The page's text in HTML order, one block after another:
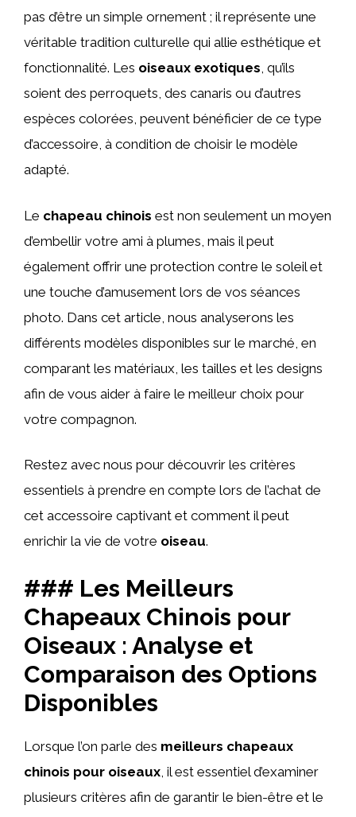
pas d’être un simple ornement ; il représente une
véritable tradition culturelle qui allie esthétique et
fonctionnalité. Les oiseaux exotiques, qu’ils
soient des perroquets, des canaris ou d’autres
espèces colorées, peuvent bénéficier de ce type
d’accessoire, à condition de choisir le modèle
adapté.
Le chapeau chinois est non seulement un moyen
d’embellir votre ami à plumes, mais il peut
également offrir une protection contre le soleil et
une touche d’amusement lors de vos séances
photo. Dans cet article, nous analyserons les
différents modèles disponibles sur le marché, en
comparant les matériaux, les tailles et les designs
afin de vous aider à faire le meilleur choix pour
votre compagnon.
Restez avec nous pour découvrir les critères
essentiels à prendre en compte lors de l’achat de
cet accessoire captivant et comment il peut
enrichir la vie de votre oiseau.
### Les Meilleurs
Chapeaux Chinois pour
Oiseaux : Analyse et
Comparaison des Options
Disponibles
Lorsque l’on parle des meilleurs chapeaux
chinois pour oiseaux , il est essentiel d’examiner
plusieurs critères afin de garantir le bien-être et le